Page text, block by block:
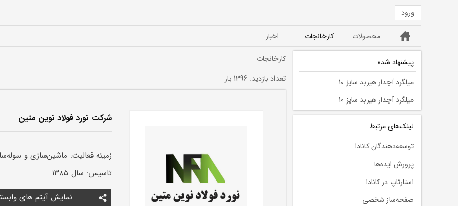
ورود
خانه محصولات کارخانجات اخبار
پیشنهاد شده
میلگرد آجدار هیربد سایز 10
میلگرد آجدار هیربد سایز 10
لينك‌های مرتبط
توسعه‌دهندگان کانادا
پرورش ایده‌ها
استارتاپ در کانادا
صفحه‌ساز شخصی
کارخانجات
تعداد بازديد: 1396 بار
شرکت نورد فولاد نوین متین
زمینه فعالیت: ماشین‌سازی و
تاسیس: سال ۱۳۸۵
نمایش آیتم های